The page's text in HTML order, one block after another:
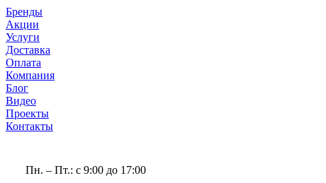
Бренды
Акции
Услуги
Доставка
Оплата
Компания
Блог
Видео
Проекты
Контакты
Пн. – Пт.: с 9:00 до 17:00